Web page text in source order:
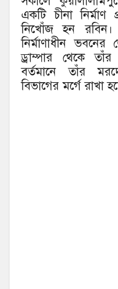
একটি চীনা নির্মাণ
নিখোঁজ হন রবিন।
নির্মাণাধীন
ড্রাম্পার থেকে
বর্তমানে তাঁর
বিভাগের মর্গে রাখা